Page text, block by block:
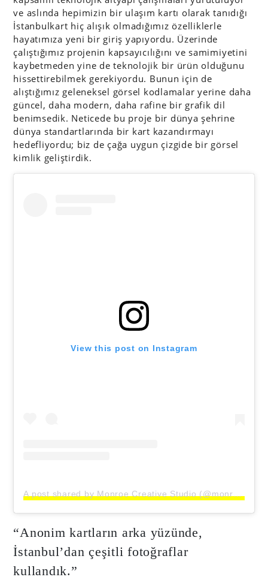
ve aslında hepimizin bir ulaşım kartı olarak tanıdığı
İstanbulkart hiç alışık olmadığımız özelliklerle
hayatımıza yeni bir giriş yapıyordu. Üzerinde
çalıştığımız projenin kapsayıcılığını ve samimiyetini
kaybetmeden yine de teknolojik bir ürün olduğunu
hissettirebilmek gerekiyordu. Bunun için de
alıştığımız geleneksel görsel kodlamalar yerine daha
güncel, daha modern, daha rafine bir grafik dil
benimsedik. Neticede bu proje bir dünya şehrine
dünya standartlarında bir kart kazandırmayı
hedefliyordu; biz de çağa uygun çizgide bir görsel
kimlik geliştirdik.
View this post on Instagram
“Anonim kartların arka yüzünde,
İstanbul’dan çeşitli fotoğraflar
kullandık.”